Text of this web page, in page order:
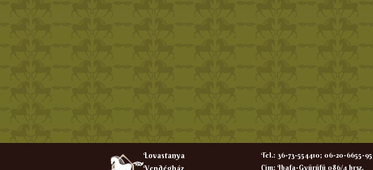
Lovastanya
Tel.: 36-73-554410; 06-20-6655-
Cím: Ibafa-Gyűrűfű 086/4 hrsz.